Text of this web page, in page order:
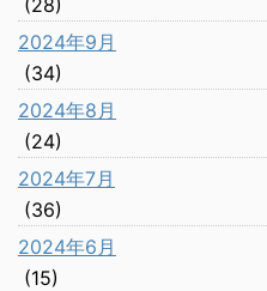
(28)
2024年9月
(34)
2024年8月
(24)
2024年7月
(36)
2024年6月
(15)